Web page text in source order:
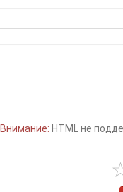
Внимание: HTML не